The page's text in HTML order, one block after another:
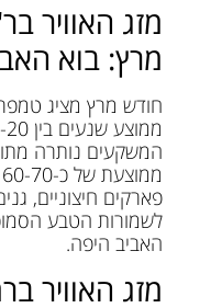
מזג האוויר
מרץ: בוא
חודש מרץ מציג
המשקעים נותרה
פארקים חיצוניים,
לשמורות הטבע
האביב היפה.
מזג האוויר